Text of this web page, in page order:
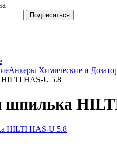
Анкеры Химические и
HAS-U 5.8
шпилька